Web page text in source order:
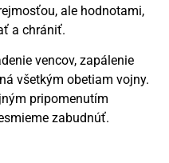
ale hodnotami,
a chrániť.
vencov, zapálenie
všetkým obetiam vojny.
pripomenutím
zabudnúť.